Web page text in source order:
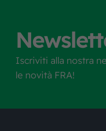
Iscriviti alla nostra
le novità FRA!